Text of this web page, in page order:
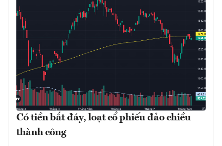
Có tiền bắt đáy, loạt cổ phiếu đảo chiều
thành công